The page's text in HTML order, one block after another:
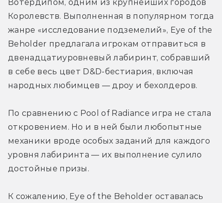
Вотердипом, одним из крупнейших городов
Королевств. Выполненная в популярном тогда
жанре «исследование подземелий», Eye of the
Beholder предлагала игрокам отправиться в
двенадцатиуровневый лабиринт, собравший
в себе весь цвет D&D-бестиария, включая
народных любимцев — дроу и бехолдеров.
По сравнению с Pool of Radiance игра не стала
откровением. Но и в ней были любопытные
механики вроде особых заданий для каждого
уровня лабиринта — их выполнение сулило
достойные призы.
К сожалению, Eye of the Beholder оставалась